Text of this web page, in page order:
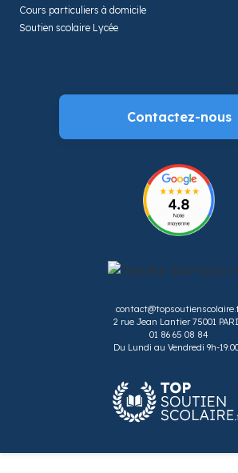
Cours particuliers à domicile
Soutien scolaire Lycée
2 rue Jean Lantier 75001
01 86 65 08 84
Du Lundi au Vendredi 9h-
Contactez-nous